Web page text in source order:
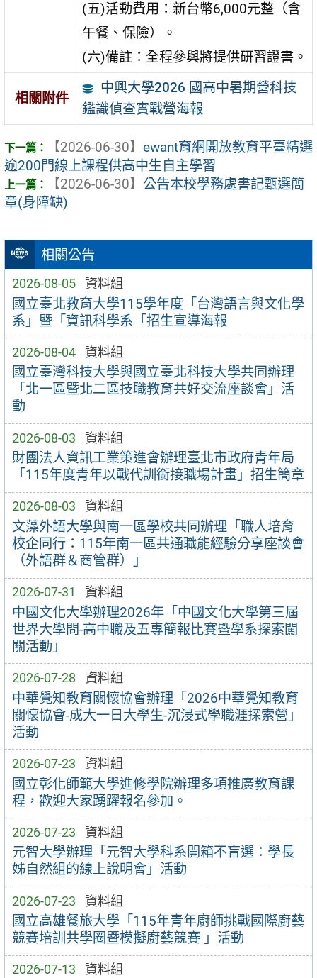
相關公告
2026-08-05 資料組
國立臺北教育大學115學年度「台灣語言與文化學
系」暨「資訊科學系「招生宣導海報
2026-08-04 資料組
國立臺灣科技大學與國立臺北科技大學共同辦理
「北一區暨北二區技職教育共好交流座談會」活
動
2026-08-03 資料組
財團法人資訊工業策進會辦理臺北市政府青年局
「115年度青年以戰代訓銜接職場計畫」招生簡章
2026-08-03 資料組
文藻外語大學與南一區學校共同辦理「職人培育
校企同行：115年南一區共通職能經驗分享座談會
（外語群＆商管群）」
2026-07-31 資料組
中國文化大學辦理2026年「中國文化大學第三屆
世界大學問-高中職及五專簡報比賽暨學系探索闖
關活動」
2026-07-28 資料組
中華覺知教育關懷協會辦理「2026中華覺知教育
關懷協會-成大一日大學生-沉浸式學職涯探索營」
活動
2026-07-23 資料組
國立彰化師範大學進修學院辦理多項推廣教育課
程，歡迎大家踴躍報名參加。
2026-07-23 資料組
元智大學辦理「元智大學科系開箱不盲選：學長
姊自然組的線上說明會」活動
2026-07-23 資料組
國立高雄餐旅大學「115年青年廚師挑戰國際廚藝
競賽培訓共學圈暨模擬廚藝競賽 」活動
2026-07-13 資料組
(五)活動費用：新台幣6,000元整（含
午餐、保險）。
(六)備註：全程參與將提供研習證書。
相關附件
中興大學2026 國高中暑期營科技
鑑識偵查實戰營海報
【2026-06-30】 ewant育網開放教育平臺精選
逾200門線上課程供高中生自主學習
【2026-06-30】 公告本校學務處書記甄選簡
章(身障缺)